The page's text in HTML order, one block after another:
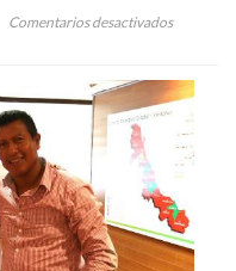
Comentarios desactivadosen
Amadeo
Flores
con
Edmundo
de
la
CCI